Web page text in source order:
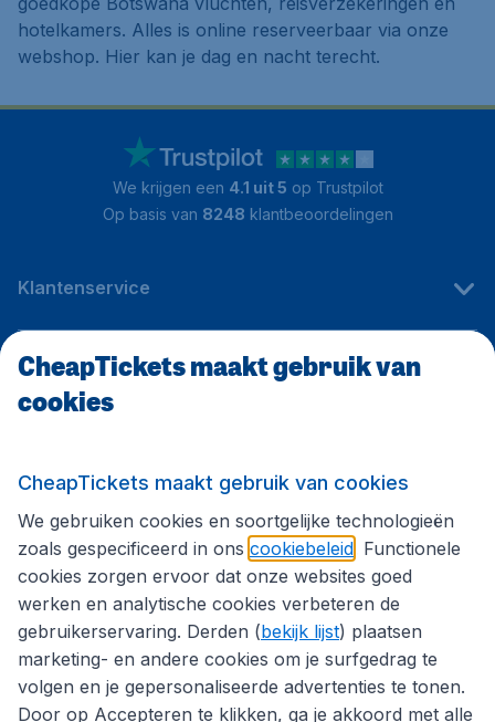
hotelkamers. Alles is online reserveerbaar via onze
webshop. Hier kan je dag en nacht terecht.
We krijgen een 4.1 uit 5 op Trustpilot
Op basis van 8248 klantbeoordelingen
Klantenservice
CheapTickets.be
Volg CheapTickets.be
CheapTickets maakt gebruik van
cookies
CheapTickets maakt gebruik van cookies
We gebruiken cookies en soortgelijke technologieën
zoals gespecificeerd in ons cookiebeleid . Functionele
cookies zorgen ervoor dat onze websites goed
werken en analytische cookies verbeteren de
gebruikerservaring. Derden (bekijk lijst) plaatsen
marketing- en andere cookies om je surfgedrag te
volgen en je gepersonaliseerde advertenties te tonen.
Door op Accepteren te klikken, ga je akkoord met alle